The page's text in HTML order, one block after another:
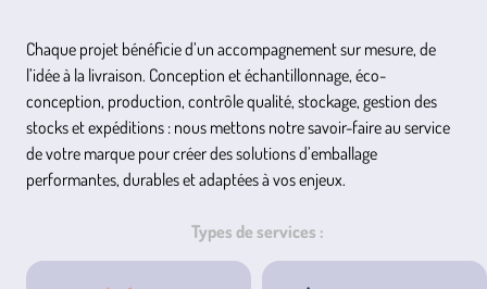
Chaque projet bénéficie d’un accompagnement sur mesure, de
l’idée à la livraison. Conception et échantillonnage, éco-
conception, production, contrôle qualité, stockage, gestion des
stocks et expéditions : nous mettons notre savoir-faire au service
de votre marque pour créer des solutions d’emballage
performantes, durables et adaptées à vos enjeux.
Types de services :